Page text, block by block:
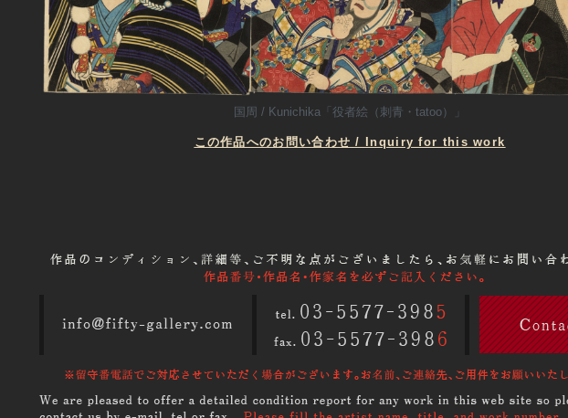
国周 / Kunichika「役者絵（刺青・tatoo）」
この作品へのお問い合わせ / Inquiry for this work